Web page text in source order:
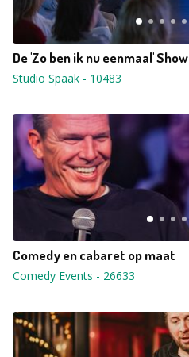
De 'Zo ben ik nu eenmaal' Show
Studio Spaak - 10483
Comedy en cabaret op maat
Comedy Events - 26633